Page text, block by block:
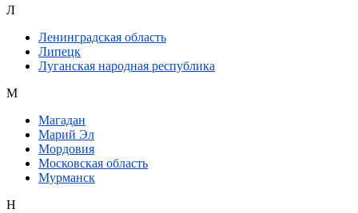
Л
Ленинградская область
Липецк
Луганская народная республика
М
Магадан
Марий Эл
Мордовия
Московская область
Мурманск
Н